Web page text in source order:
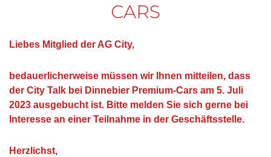
CARS
Liebes Mitglied der AG City,
bedauerlicherweise müssen wir Ihnen mitteilen, dass
der City Talk bei Dinnebier Premium-Cars am 5. Juli
2023 ausgebucht ist. Bitte melden Sie sich gerne bei
Interesse an einer Teilnahme in der Geschäftsstelle.
Herzlichst,